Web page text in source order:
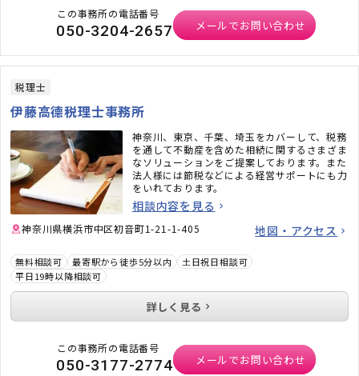
この事務所の電話番号
050-3204-2657 メールでお問い合わせ
税理士
伊藤高德税理士事務所
神奈川、東京、千葉、埼玉をカバーして、税務
を通して不動産を含めた相続に関するさまざま
なソリューションをご提案しております。また
法人様には節税などによる経営サポートにも力
をいれております。
相談内容を見る
神奈川県横浜市中区初音町1-21-1-405 地図・アクセス
無料相談可 最寄駅から徒歩5分以内
土日祝日相談可
平日19時以降相談可
詳しく見る
この事務所の電話番号
050-3177-2774 メールでお問い合わせ